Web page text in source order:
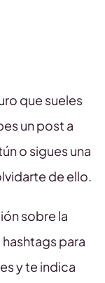
que sueles
un post a
o sigues una
de ello.
sobre la
para
y te indica